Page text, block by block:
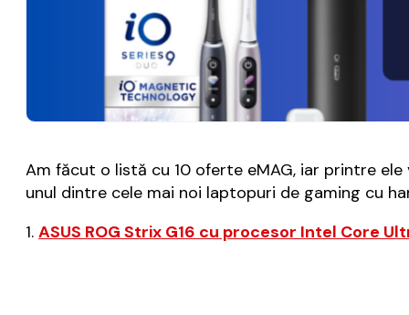
Am făcut o listă cu 10 oferte eMAG, iar printre
unul dintre cele mai noi laptopuri de gaming cu
1. ASUS ROG Strix G16 cu procesor Intel Core